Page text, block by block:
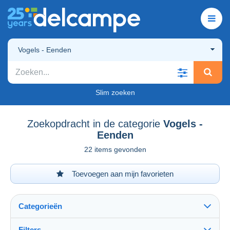
Vogels - Eenden
Slim zoeken
Zoekopdracht in de categorie Vogels -
Eenden
22 items gevonden
Toevoegen aan mijn favorieten
Categorieën